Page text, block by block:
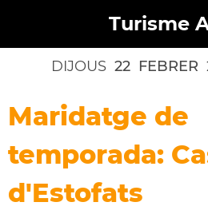
Turisme
DIJOUS 22 FEBRER
Maridatge de
temporada:
d'Estofats